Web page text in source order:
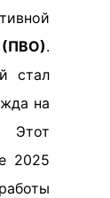
(ПВО).
стал
на
Этот
2025